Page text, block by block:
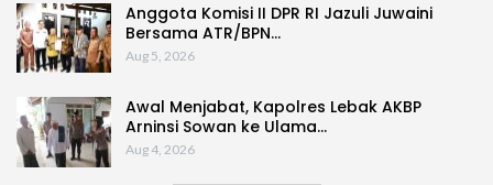
Anggota Komisi II DPR RI Jazuli Juwaini
Bersama ATR/BPN…
Aug 5, 2026
Awal Menjabat, Kapolres Lebak AKBP
Arninsi Sowan ke Ulama…
Aug 4, 2026